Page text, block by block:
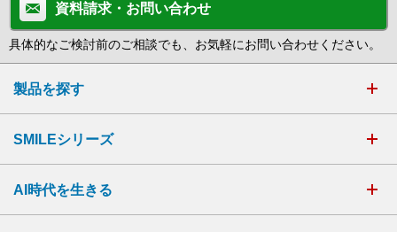
資料請求・お問い合わせ
具体的なご検討前のご相談でも、お気軽にお問い合わせください。
製品を探す
SMILEシリーズ
AI時代を生きる